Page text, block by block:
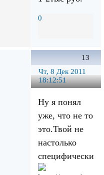
0
13
Чт, 8 Дек 2011
18:12:51
Ну я понял
уже, что не то
это.Твой не
настолько
специфический